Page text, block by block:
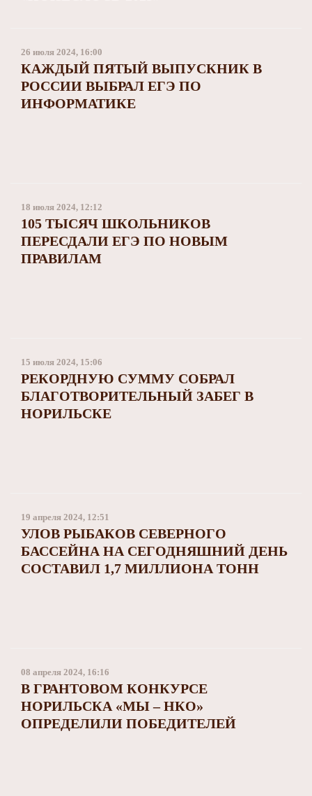
26 июля 2024, 16:00
КАЖДЫЙ ПЯТЫЙ ВЫПУСКНИК В
РОССИИ ВЫБРАЛ ЕГЭ ПО
ИНФОРМАТИКЕ
18 июля 2024, 12:12
105 ТЫСЯЧ ШКОЛЬНИКОВ
ПЕРЕСДАЛИ ЕГЭ ПО НОВЫМ
ПРАВИЛАМ
15 июля 2024, 15:06
РЕКОРДНУЮ СУММУ СОБРАЛ
БЛАГОТВОРИТЕЛЬНЫЙ ЗАБЕГ В
НОРИЛЬСКЕ
19 апреля 2024, 12:51
УЛОВ РЫБАКОВ СЕВЕРНОГО
БАССЕЙНА НА СЕГОДНЯШНИЙ ДЕНЬ
СОСТАВИЛ 1,7 МИЛЛИОНА ТОНН
08 апреля 2024, 16:16
В ГРАНТОВОМ КОНКУРСЕ
НОРИЛЬСКА «МЫ – НКО»
ОПРЕДЕЛИЛИ ПОБЕДИТЕЛЕЙ